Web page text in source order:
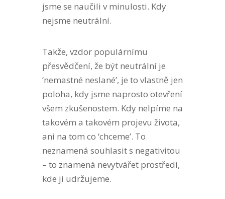
jsme se naučili v minulosti. Kdy
nejsme neutrální.
Takže, vzdor populárnímu
přesvědčení, že být neutrální je
‘nemastné neslané’, je to vlastně jen
poloha, kdy jsme naprosto otevření
všem zkušenostem. Kdy nelpíme na
takovém a takovém projevu života,
ani na tom co ‘chceme’. To
neznamená souhlasit s negativitou
– to znamená nevytvářet prostředí,
kde ji udržujeme.